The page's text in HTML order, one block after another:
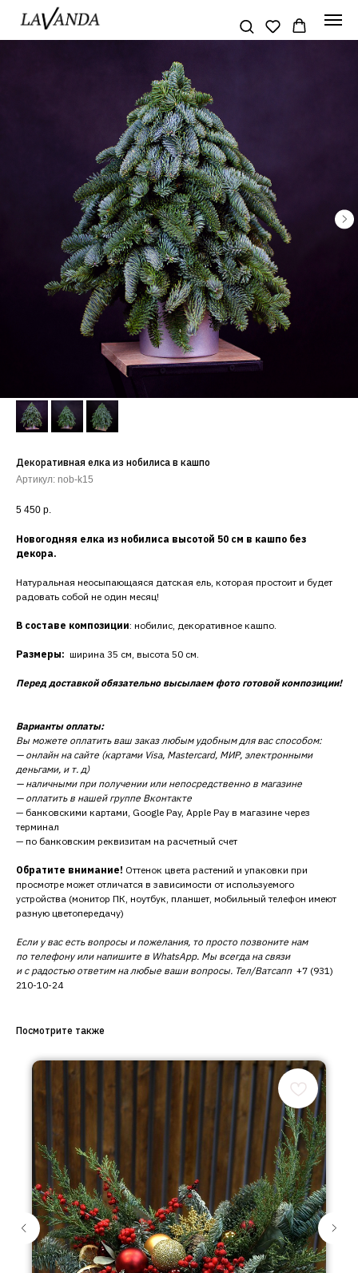
Декоративная елка из нобилиса в кашпо
Артикул: nob-k15
5 450 р.
Новогодняя елка из нобилиса высотой 50 см в кашпо без
декора.
Натуральная неосыпающаяся датская ель, которая простоит и будет
радовать собой не один месяц!
В составе композиции: нобилис, декоративное кашпо.
Размеры: ширина 35 см, высота 50 см.
Перед доставкой обязательно высылаем фото готовой композиции!
Варианты оплаты:
Вы можете оплатить ваш заказ любым удобным для вас способом:
— онлайн на сайте (картами Visa, Mastercard, МИР, электронными
деньгами, и т. д)
— наличными при получении или непосредственно в магазине
— оплатить в нашей группе Вконтакте
— банковскими картами, Google Pay, Apple Pay в магазине через
терминал
— по банковским реквизитам на расчетный счет
Обратите внимание! Оттенок цвета растений и упаковки при
просмотре может отличатся в зависимости от используемого
устройства (монитор ПК, ноутбук, планшет, мобильный телефон имеют
разную цветопередачу)
Если у вас есть вопросы и пожелания, то просто позвоните нам
по телефону или напишите в WhatsApp. Мы всегда на связи
и с радостью ответим на любые ваши вопросы. Тел/Ватсапп +7 (931)
210-10-24
Посмотрите также